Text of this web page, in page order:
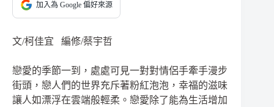
加入為 Google 偏好來源
文/柯佳宜 編修/蔡宇哲
戀愛的季節一到，處處可見一對對情侶手牽手漫步
街頭，戀人們的世界充斥著粉紅泡泡，幸福的滋味
讓人如漂浮在雲端般輕柔。戀愛除了能為生活增加